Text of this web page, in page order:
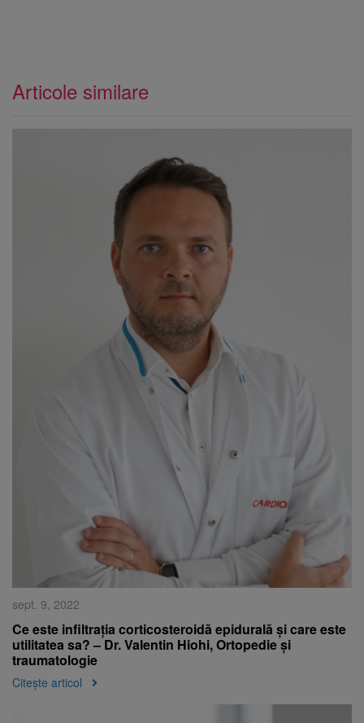
Articole similare
sept. 9, 2022
Ce este infiltrația corticosteroidă epidurală și care este
utilitatea sa? – Dr. Valentin Hiohi, Ortopedie și
traumatologie
Citește articol